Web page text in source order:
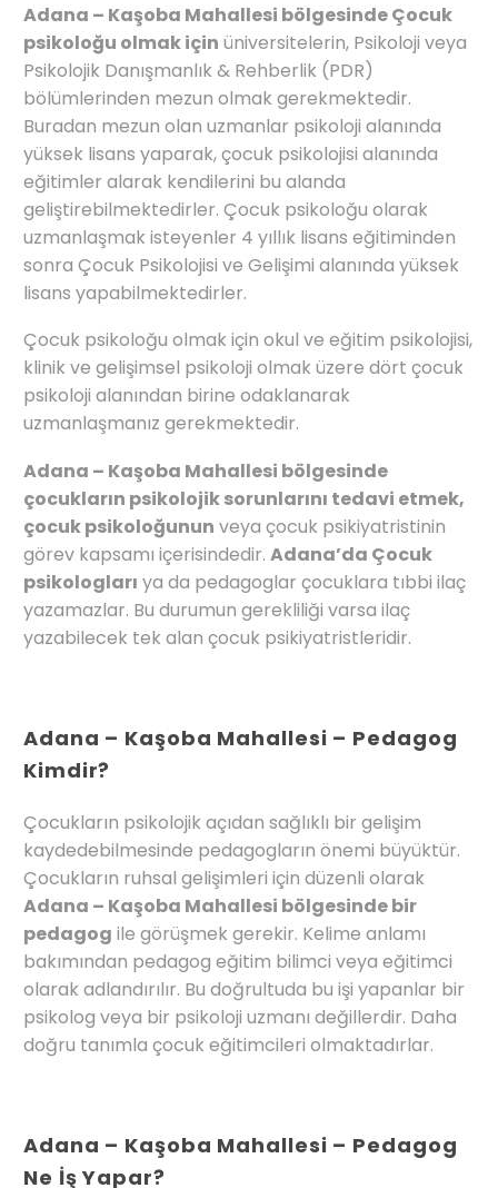
Adana – Kaşoba Mahallesi bölgesinde Çocuk
psikoloğu olmak için üniversitelerin, Psikoloji veya
Psikolojik Danışmanlık & Rehberlik (PDR)
bölümlerinden mezun olmak gerekmektedir.
Buradan mezun olan uzmanlar psikoloji alanında
yüksek lisans yaparak, çocuk psikolojisi alanında
eğitimler alarak kendilerini bu alanda
geliştirebilmektedirler. Çocuk psikoloğu olarak
uzmanlaşmak isteyenler 4 yıllık lisans eğitiminden
sonra Çocuk Psikolojisi ve Gelişimi alanında yüksek
lisans yapabilmektedirler.
Çocuk psikoloğu olmak için okul ve eğitim psikolojisi,
klinik ve gelişimsel psikoloji olmak üzere dört çocuk
psikoloji alanından birine odaklanarak
uzmanlaşmanız gerekmektedir.
Adana – Kaşoba Mahallesi bölgesinde
çocukların psikolojik sorunlarını tedavi etmek,
çocuk psikoloğunun veya çocuk psikiyatristinin
görev kapsamı içerisindedir. Adana’da Çocuk
psikologları ya da pedagoglar çocuklara tıbbi ilaç
yazamazlar. Bu durumun gerekliliği varsa ilaç
yazabilecek tek alan çocuk psikiyatristleridir.
Adana – Kaşoba Mahallesi – Pedagog
Kimdir?
Çocukların psikolojik açıdan sağlıklı bir gelişim
kaydedebilmesinde pedagogların önemi büyüktür.
Çocukların ruhsal gelişimleri için düzenli olarak
Adana – Kaşoba Mahallesi bölgesinde bir
pedagog ile görüşmek gerekir. Kelime anlamı
bakımından pedagog eğitim bilimci veya eğitimci
olarak adlandırılır. Bu doğrultuda bu işi yapanlar bir
psikolog veya bir psikoloji uzmanı değillerdir. Daha
doğru tanımla çocuk eğitimcileri olmaktadırlar.
Adana – Kaşoba Mahallesi – Pedagog
Ne İş Yapar?